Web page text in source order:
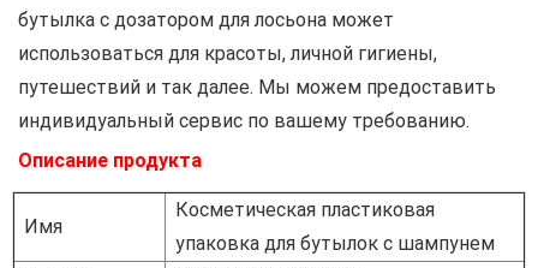
бутылка с дозатором для лосьона может
использоваться для красоты, личной гигиены,
путешествий и так далее. Мы можем предоставить
индивидуальный сервис по вашему требованию.
Описание продукта
Имя
Косметическая пластиковая
упаковка для бутылок с шампунем